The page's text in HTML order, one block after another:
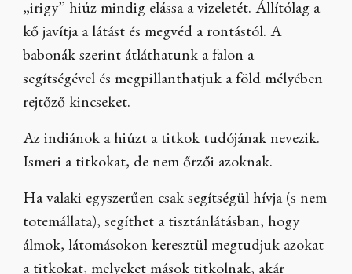
„irigy” hiúz mindig elássa a vizeletét. Állítólag a
kő javítja a látást és megvéd a rontástól. A
babonák szerint átláthatunk a falon a
segítségével és megpillanthatjuk a föld mélyében
rejtőző kincseket.
Az indiánok a hiúzt a titkok tudójának nevezik.
Ismeri a titkokat, de nem őrzői azoknak.
Ha valaki egyszerűen csak segítségül hívja (s nem
totemállata), segíthet a tisztánlátásban, hogy
álmok, látomásokon keresztül megtudjuk azokat
a titkokat, melyeket mások titkolnak, akár